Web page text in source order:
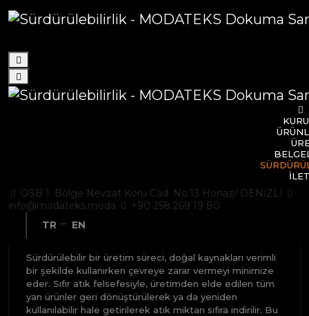
OSB 1. Bölge Nevzat Koru Cad. No:13 Honaz/ DENİZLİ
info@modateks.moda
+90 258 269 19 80
TR
EN
Sürdürülebilirlik
Çevre Dostu Üretim
Sürdürülebilir bir üretim süreci, doğal kaynakları verimli
bir şekilde kullanırken çevreye zarar vermeyi minimize
eder. Sıfır atık felsefesiyle, üretimden elde edilen tüm
yan ürünler geri dönüştürülerek ya da yeniden
kullanılabilir hale getirilerek atık miktarı sıfıra indirilir. Bu